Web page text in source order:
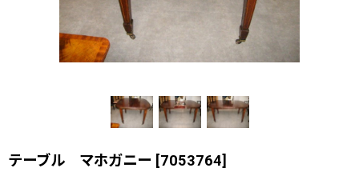
テーブル マホガニー [7053764]